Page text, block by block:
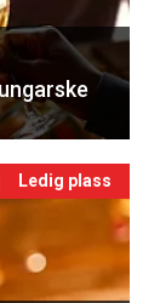
Ledig plass